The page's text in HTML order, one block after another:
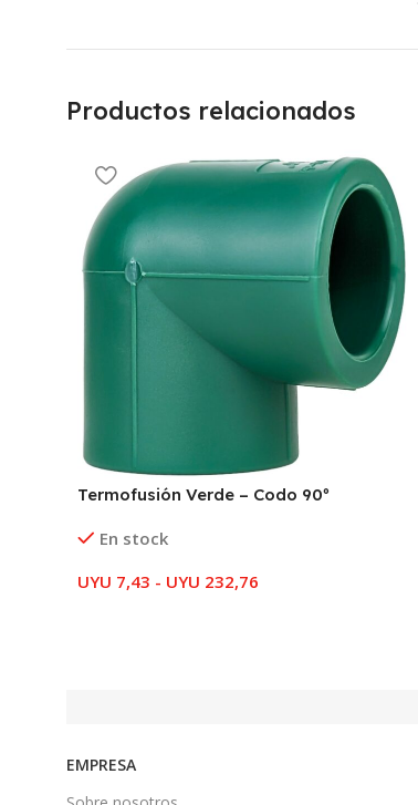
Productos relacionados
Termofusión Verde – Codo 90º
En stock
UYU 7,43 - UYU 232,76
EMPRESA